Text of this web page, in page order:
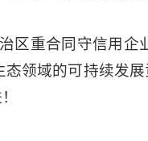
区重合同守信用企
领域的可持续发